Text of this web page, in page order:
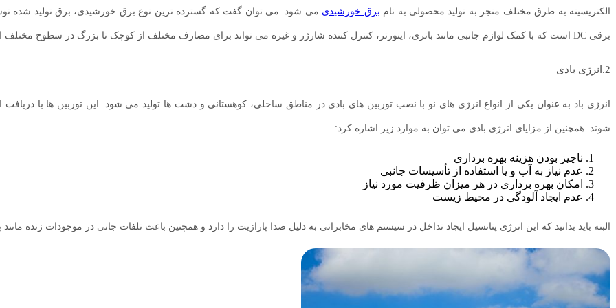
الکتریسیته به طرق مختلف منجر به تولید محصولی به نام برق خورشیدی می شود. می توان گفت که گسترده ترین نوع برق خورشیدی، برق تولید شده
برقی DC است که با کمک لوازم جانبی مانند باتری، اینورتر، کنترل کننده شارژر و غیره می تواند برای مصارف مختلف از کوچک تا بزرگ در سطوح مختلف استفاده شود.
2.انرژی بادی
انرژی باد به عنوان یکی از انواع انرژی های نو با نصب توربین های بادی در مناطق ساحلی، کوهستانی و دشت ها تولید می شود. این توربین ها با
شوند. همچنین از مزایای انرژی بادی می توان به موارد زیر اشاره کرد:
ناچیز بودن هزینه بهره برداری
عدم نیاز به آب و یا استفاده از تأسیسات جانبی
امکان بهره برداری در هر میزان ظرفیت مورد نیاز
عدم ایجاد آلودگی در محیط زیست
البته باید بدانید که این انرژی پتانسیل ایجاد تداخل در سیستم های مخابراتی به دلیل صدا پارازیت را دارد و همچنین باعث تلفات جانی در موجودات زنده